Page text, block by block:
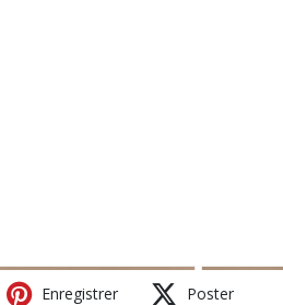
Enregistrer Poster